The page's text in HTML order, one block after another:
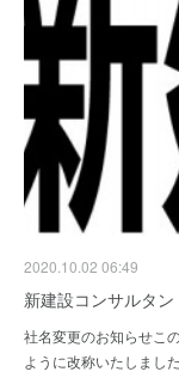
2020.10.02 06:49
新建設コンサルタン
社名変更のお知らせこ
ように改称いたしま